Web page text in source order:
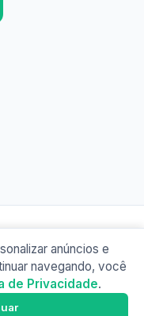
de Privacidade
anúncios e
navegando, você
de Privacidade.